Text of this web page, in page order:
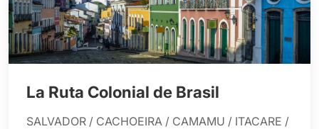
La Ruta Colonial de Brasil
SALVADOR / CACHOEIRA / CAMAMU / ITACARE /